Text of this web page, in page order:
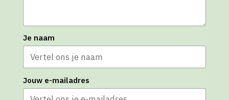
Je naam
Jouw e-mailadres